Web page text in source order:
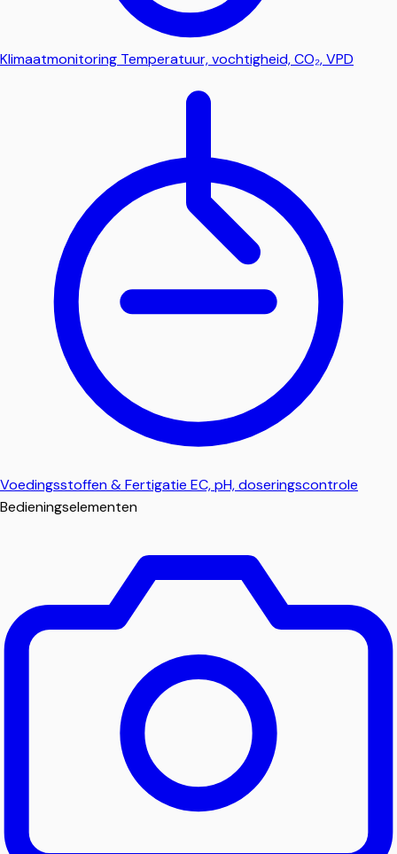
Klimaatmonitoring Temperatuur, vochtigheid, CO₂, VPD
Voedingsstoffen & Fertigatie EC, pH, doseringscontrole
Bedieningselementen